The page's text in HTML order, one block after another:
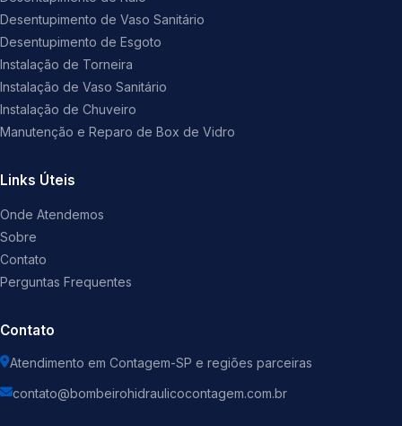
Desentupimento de Vaso Sanitário
Desentupimento de Esgoto
Instalação de Torneira
Instalação de Vaso Sanitário
Instalação de Chuveiro
Manutenção e Reparo de Box de Vidro
Links Úteis
Onde Atendemos
Sobre
Contato
Perguntas Frequentes
Contato
Atendimento em Contagem-SP e regiões parceiras
contato@bombeirohidraulicocontagem.com.br